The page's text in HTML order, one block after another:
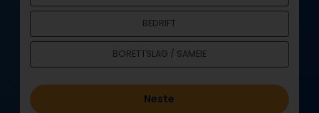
BEDRIFT
BORETTSLAG / SAMEIE
Neste